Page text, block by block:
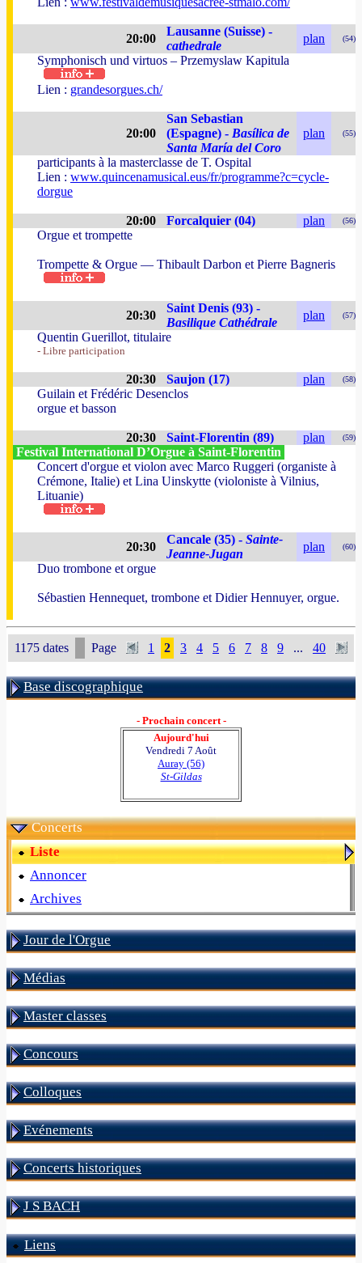
20:00
Lausanne (Suisse) -
cathedrale
plan (54)
Symphonisch und virtuos – Przemyslaw Kapitula
Lien : grandesorgues.ch/
20:00
San Sebastian
(Espagne) - Basílica de
Santa María del Coro
plan (55)
participants à la masterclasse de T. Ospital
Lien : www.quincenamusical.eus/fr/programme?c=cycle-
dorgue
20:00 Forcalquier (04) plan (56)
Orgue et trompette
Trompette & Orgue — Thibault Darbon et Pierre Bagneris
20:30
Saint Denis (93) -
Basilique Cathédrale
plan (57)
Quentin Guerillot, titulaire
- Libre participation
20:30 Saujon (17) plan (58)
Guilain et Frédéric Desenclos
orgue et basson
20:30 Saint-Florentin (89) plan (59)
Festival International D’Orgue à Saint-Florentin
Concert d'orgue et violon avec Marco Ruggeri (organiste à
Crémone, Italie) et Lina Uinskytte (violoniste à Vilnius,
Lituanie)
20:30
Cancale (35) - Sainte-
Jeanne-Jugan
plan (60)
Duo trombone et orgue
Sébastien Hennequet, trombone et Didier Hennuyer, orgue.
1175 dates Page 1 2 3 4 5 6 7 8 9 ... 40
Base discographique
- Prochain concert -
Aujourd'hui
Vendredi 7 Août
Auray (56)
St-Gildas
Concerts
Liste
Annoncer
Archives
Jour de l'Orgue
Médias
Master classes
Concours
Colloques
Evénements
Concerts historiques
J S BACH
Liens